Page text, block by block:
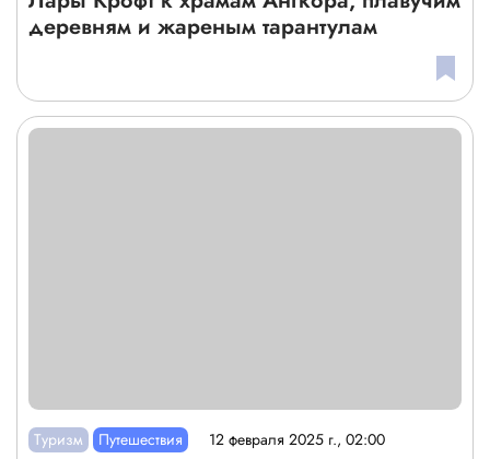
деревням и жареным тарантулам
Туризм Путешествия 12 февраля 2025 г., 02:00